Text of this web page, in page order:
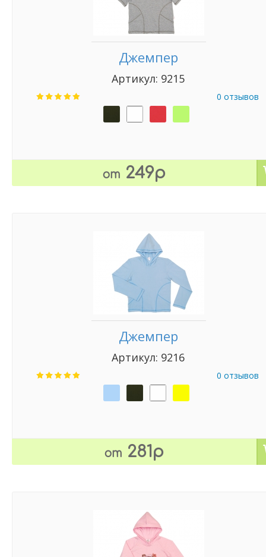
Джемпер
Артикул: 9215
0 отзывов
от 249р
Джемпер
Артикул: 9216
0 отзывов
от 281р